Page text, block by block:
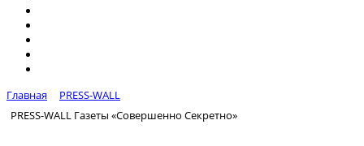
Главная
PRESS-WALL
PRESS-WALL Газеты «Совершенно Секретно»